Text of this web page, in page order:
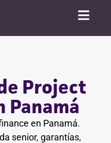
Project
Panamá
en Panamá.
senior, garantías,